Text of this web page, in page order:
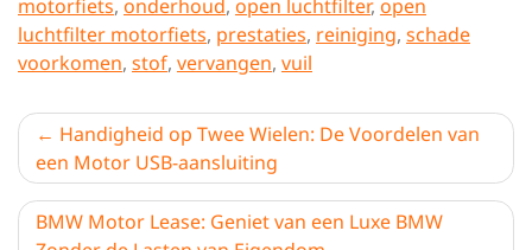
motorfiets, onderhoud, open luchtfilter, open
luchtfilter motorfiets, prestaties, reiniging, schade
voorkomen, stof, vervangen, vuil
Berichtnavigatie
Handigheid op Twee Wielen: De Voordelen van
een Motor USB-aansluiting
BMW Motor Lease: Geniet van een Luxe BMW